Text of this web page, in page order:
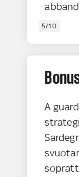
5/10
A